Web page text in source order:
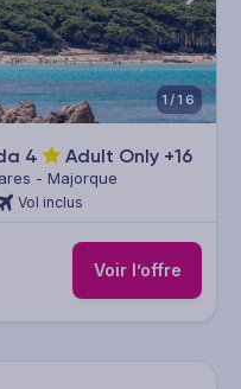
1/16
4 Adult Only +16
- Majorque
Vol inclus
Voir l’offre